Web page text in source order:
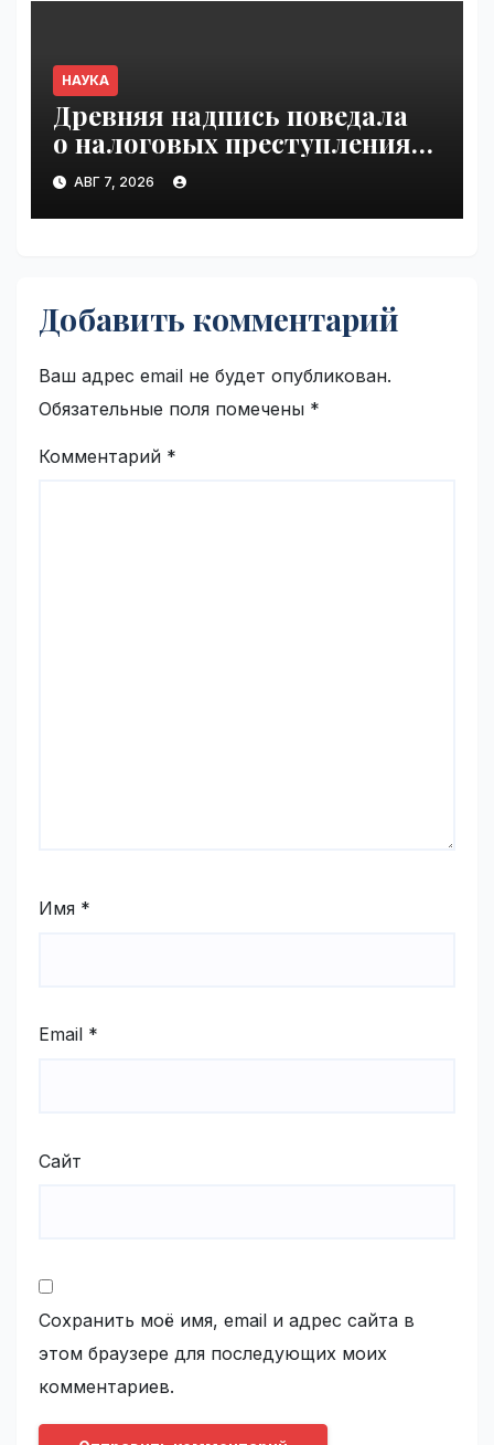
НАУКА
Древняя надпись поведала
о налоговых преступлениях |
VseTime.ru
АВГ 7, 2026
Добавить комментарий
Ваш адрес email не будет опубликован.
Обязательные поля помечены *
Комментарий *
Имя *
Email *
Сайт
Сохранить моё имя, email и адрес сайта в
этом браузере для последующих моих
комментариев.